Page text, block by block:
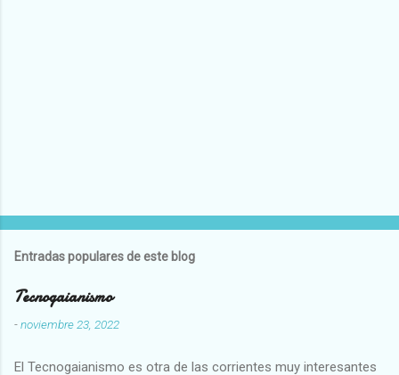
Entradas populares de este blog
Tecnogaianismo
-noviembre 23, 2022
El Tecnogaianismo es otra de las corrientes muy interesantes